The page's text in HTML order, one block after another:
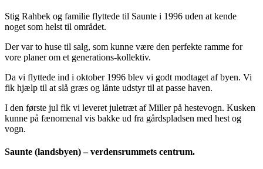
Stig Rahbek og familie flyttede til Saunte i 1996 uden at kende
noget som helst til området.
Der var to huse til salg, som kunne være den perfekte ramme for
vore planer om et generations-kollektiv.
Da vi flyttede ind i oktober 1996 blev vi godt modtaget af byen. Vi
fik hjælp til at slå græs og lånte udstyr til at passe haven.
I den første jul fik vi leveret juletræt af Miller på hestevogn. Kusken
kunne på fænomenal vis bakke ud fra gårdspladsen med hest og
vogn.
Saunte (landsbyen) – verdensrummets centrum.